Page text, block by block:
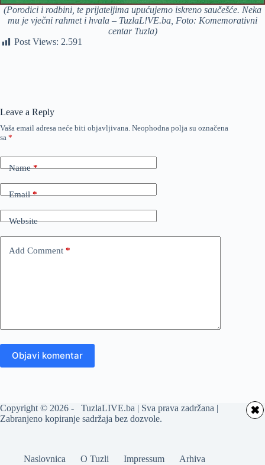
(Porodici i rodbini, te prijateljima upućujemo iskreno saučešće. Neka
mu je vječni rahmet i hvala – TuzlaL!VE.ba, Foto: Komemorativni
centar Tuzla)
Post Views: 2.591
Leave a Reply
Vaša email adresa neće biti objavljivana. Neophodna polja su označena
sa *
Name*
Email*
Website
Add Comment *
Objavi komentar
Copyright © 2026 - TuzlaLIVE.ba | Sva prava zadržana |
Zabranjeno kopiranje sadržaja bez dozvole.
Naslovnica O Tuzli Impressum
Arhiva
✖